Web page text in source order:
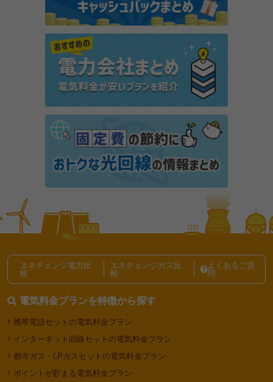
温度と湿度の関係性を探ろう！快適な温度と湿度と
は？
冷房
犬の暑さ対策！夏のお留守番はエアコンなしでも大丈
家電の電気代 冷房
エアコンはつけっぱなしの方がいい！？犬・猫、ペッ
トのための熱中症・冷房対策を紹介！
家電の電気代 冷房
毎日の暮らし記事一覧
エネチェンジ電力比
較
エネチェンジガス比
較
よくあるご質
問
電気料金プランを特徴から探す
携帯電話セットの電気料金プラン
インターネット回線セットの電気料金プラン
都市ガス・LPガスセットの電気料金プラン
ポイントが貯まる電気料金プラン